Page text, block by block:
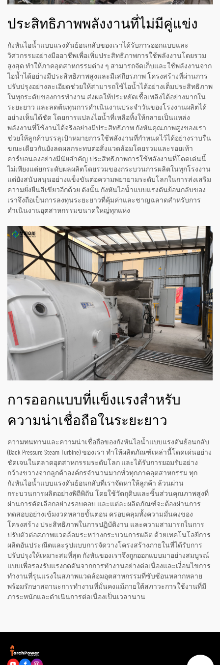
ประสิทธิภาพพลังงานที่ไม่มีคู่แข่ง
กังหันไอน้ำแบบแรงดันย้อนกลับของเราได้รับการออกแบบและ
วิศวกรรมอย่างมืออาชีพเพื่อเพิ่มประสิทธิภาพการใช้พลังงานโดยรวม
สูงสุด ทำให้ภาคอุตสาหกรรมต่าง ๆ สามารถจัดเก็บและใช้พลังงานจาก
ไอน้ำได้อย่างมีประสิทธิภาพสูงและมีเสถียรภาพ โครงสร้างที่ผ่านการ
ปรับปรุงอย่างละเอียดช่วยให้สามารถใช้ไอน้ำได้อย่างเต็มประสิทธิภาพ
ในทุกระดับของการทำงาน ส่งผลให้ประหยัดเชื้อเพลิงได้อย่างมากใน
ระยะยาว และลดต้นทุนการดำเนินงานประจำวันของโรงงานผลิตได้
อย่างเห็นได้ชัด โดยการแปลงไอน้ำที่เหลือทิ้งให้กลายเป็นแหล่ง
พลังงานที่ใช้งานได้จริงอย่างมีประสิทธิภาพ กังหันคุณภาพสูงของเรา
ช่วยให้ลูกค้าบรรลุเป้าหมายการใช้พลังงานที่กำหนดไว้ได้อย่างราบรื่น
ขณะเดียวกันยังลดผลกระทบต่อสิ่งแวดล้อมโดยรวมและรอยเท้า
คาร์บอนลงอย่างมีนัยสำคัญ ประสิทธิภาพการใช้พลังงานที่โดดเด่นนี้
ไม่เพียงแต่ยกระดับผลผลิตโดยรวมของกระบวนการผลิตในทุกโรงงาน
แต่ยังสนับสนุนอย่างแข็งขันต่อความพยายามระดับโลกในการส่งเสริม
ความยั่งยืนสีเขียวอีกด้วย ดังนั้น กังหันไอน้ำแบบแรงดันย้อนกลับของ
เราจึงถือเป็นการลงทุนระยะยาวที่คุ้มค่าและชาญฉลาดสำหรับการ
ดำเนินงานอุตสาหกรรมขนาดใหญ่ทุกแห่ง
การออกแบบที่แข็งแรงสำหรับ
ความน่าเชื่อถือในระยะยาว
ความทนทานและความน่าเชื่อถือของกังหันไอน้ำแบบแรงดันย้อนกลับ
(Back Pressure Steam Turbine) ของเรา ทำให้ผลิตภัณฑ์เหล่านี้โดดเด่นอย่าง
ชัดเจนในตลาดอุตสาหกรรมระดับโลก และได้รับการยอมรับอย่าง
กว้างขวางจากลูกค้าองค์กรจำนวนมากทั่วทุกภาคอุตสาหกรรม ทุก
กังหันไอน้ำแบบแรงดันย้อนกลับที่เราจัดหาให้ลูกค้า ล้วนผ่าน
กระบวนการผลิตอย่างพิถีพิถัน โดยใช้วัตถุดิบและชิ้นส่วนคุณภาพสูงที่
ผ่านการคัดเลือกอย่างรอบคอบ และแต่ละผลิตภัณฑ์จะต้องผ่านการ
ทดสอบอย่างเข้มงวดหลายขั้นตอน ครอบคลุมทั้งความมั่นคงของ
โครงสร้าง ประสิทธิภาพในการปฏิบัติงาน และความสามารถในการ
ปรับตัวต่อสภาพแวดล้อมระหว่างกระบวนการผลิต ด้วยเทคโนโลยีการ
ผลิตอันประณีตและรูปแบบการจัดวางโครงสร้างภายในที่ได้รับการ
ปรับปรุงให้เหมาะสมที่สุด กังหันของเราจึงถูกออกแบบมาอย่างสมบูรณ์
แบบเพื่อรองรับแรงกดดันจากการทำงานอย่างต่อเนื่องและเงื่อนไขการ
ทำงานที่รุนแรงในสภาพแวดล้อมอุตสาหกรรมที่ซับซ้อนหลากหลาย
พร้อมรักษาสถานะการทำงานที่มั่นคงแม้ภายใต้สภาวะการใช้งานที่มี
ภาระหนักและดำเนินการต่อเนื่องเป็นเวลานาน